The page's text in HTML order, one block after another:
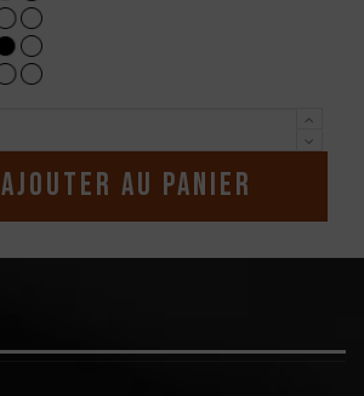
Ajouter au panier